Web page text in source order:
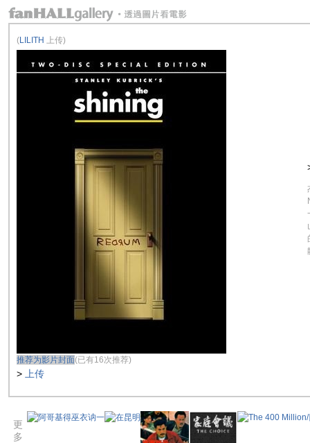
(LILITH 上传)
推荐为影片封面(已有16次推荐)
> 上传
更
多